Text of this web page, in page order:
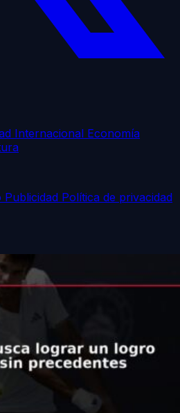
Internacional Economía
Publicidad Política de privacidad